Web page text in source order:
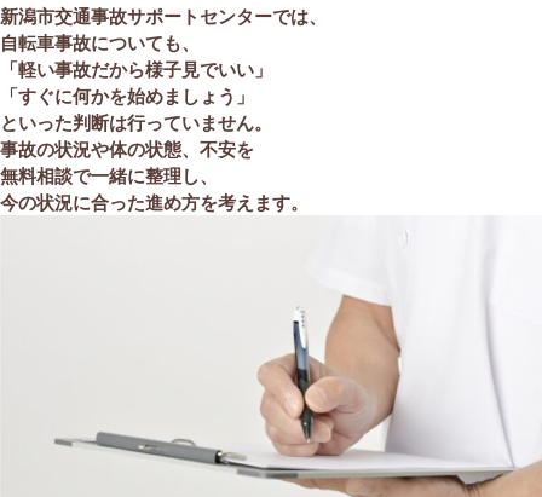
新潟市交通事故サポートセンターでは、
自転車事故についても、
「軽い事故だから様子見でいい」
「すぐに何かを始めましょう」
といった判断は行っていません。
事故の状況や体の状態、不安を
無料相談で一緒に整理し、
今の状況に合った進め方を考えます。